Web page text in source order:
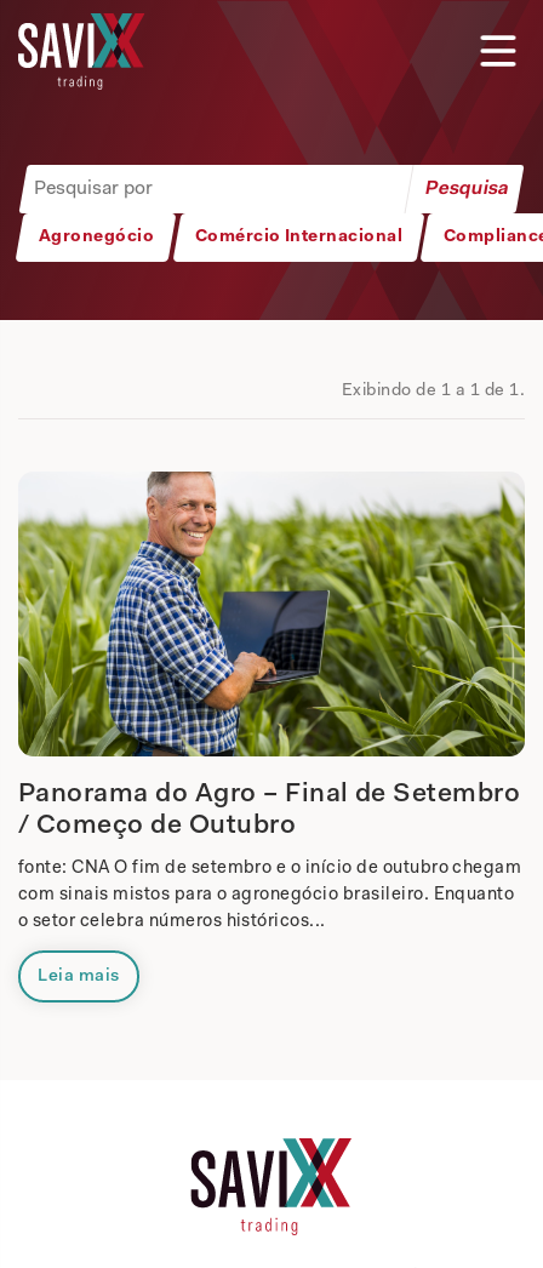
Agronegócio Comércio Internacional
Exibindo de 1 a 1 de 1.
Panorama do Agro – Final de Setembro
/ Começo de Outubro
fonte: CNA O fim de setembro e o início de outubro chegam
com sinais mistos para o agronegócio brasileiro. Enquanto
o setor celebra números históricos...
Leia mais